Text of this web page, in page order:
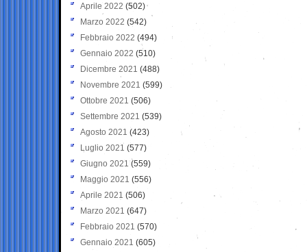
Aprile 2022 (502)
Marzo 2022 (542)
Febbraio 2022 (494)
Gennaio 2022 (510)
Dicembre 2021 (488)
Novembre 2021 (599)
Ottobre 2021 (506)
Settembre 2021 (539)
Agosto 2021 (423)
Luglio 2021 (577)
Giugno 2021(559)
Maggio 2021 (556)
Aprile 2021 (506)
Marzo 2021 (647)
Febbraio 2021 (570)
Gennaio 2021 (605)